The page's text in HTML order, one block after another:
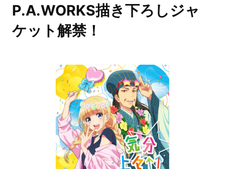
P.A.WORKS描き下ろしジャ
ケット解禁！